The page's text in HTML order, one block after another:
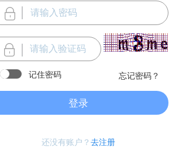
记住密码 忘记密码？
登录
还没有账户？ 去注册